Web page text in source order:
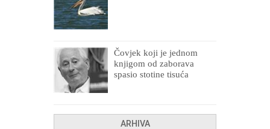
Čovjek koji je jednom
knjigom od zaborava
spasio stotine tisuća
ARHIVA